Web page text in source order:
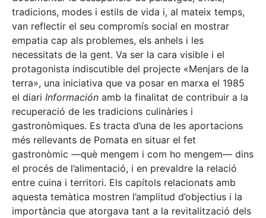
tradicions, modes i estils de vida i, al mateix temps,
van reflectir el seu compromís social en mostrar
empatia cap als problemes, els anhels i les
necessitats de la gent. Va ser la cara visible i el
protagonista indiscutible del projecte «Menjars de la
terra», una iniciativa que va posar en marxa el 1985
el diari Información amb la finalitat de contribuir a la
recuperació de les tradicions culinàries i
gastronòmiques. Es tracta d’una de les aportacions
més rellevants de Pomata en situar el fet
gastronòmic —què mengem i com ho mengem— dins
el procés de l’alimentació, i en prevaldre la relació
entre cuina i territori. Els capítols relacionats amb
aquesta temàtica mostren l’amplitud d’objectius i la
importància que atorgava tant a la revitalització dels